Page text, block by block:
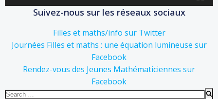
Suivez-nous sur les réseaux sociaux
Filles et maths/info sur Twitter
Journées Filles et maths : une équation lumineuse sur
Facebook
Rendez-vous des Jeunes Mathématiciennes sur
Facebook
Search